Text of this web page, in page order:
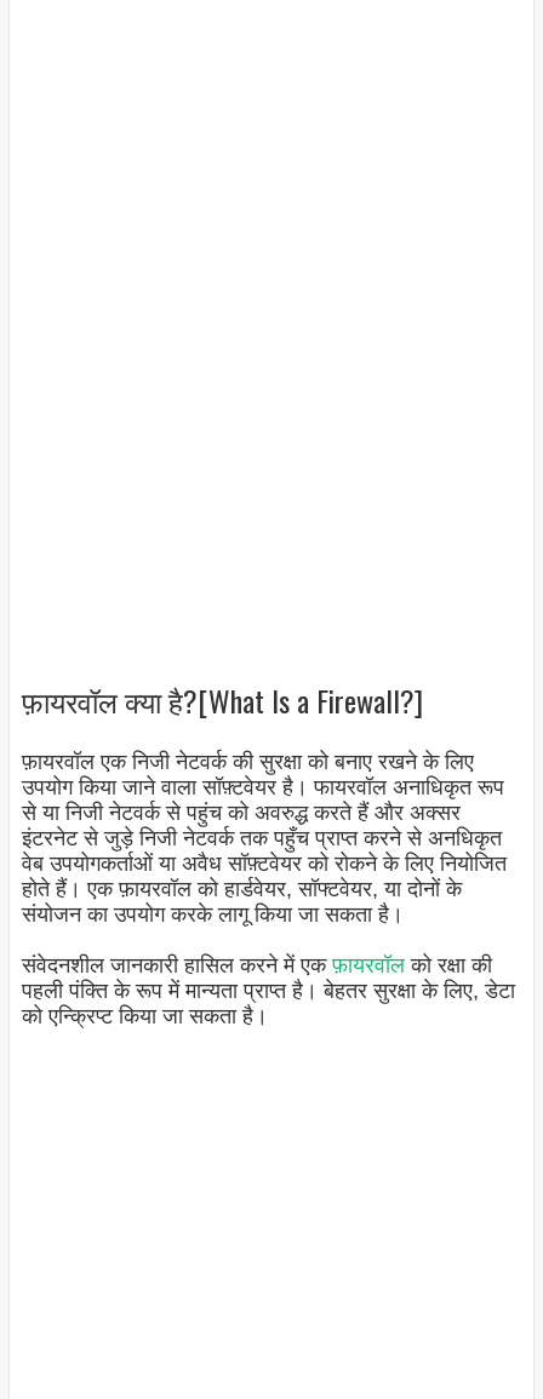
फ़ायरवॉल क्या है?[What Is a Firewall?]
फ़ायरवॉल एक निजी नेटवर्क की सुरक्षा को बनाए रखने के लिए
उपयोग किया जाने वाला सॉफ़्टवेयर है। फायरवॉल अनाधिकृत रूप
से या निजी नेटवर्क से पहुंच को अवरुद्ध करते हैं और अक्सर
इंटरनेट से जुड़े निजी नेटवर्क तक पहुँच प्राप्त करने से अनधिकृत
वेब उपयोगकर्ताओं या अवैध सॉफ़्टवेयर को रोकने के लिए नियोजित
होते हैं। एक फ़ायरवॉल को हार्डवेयर, सॉफ्टवेयर, या दोनों के
संयोजन का उपयोग करके लागू किया जा सकता है।
संवेदनशील जानकारी हासिल करने में एकफ़ायरवॉलको रक्षा की
पहली पंक्ति के रूप में मान्यता प्राप्त है। बेहतर सुरक्षा के लिए, डेटा
को एन्क्रिप्ट किया जा सकता है।